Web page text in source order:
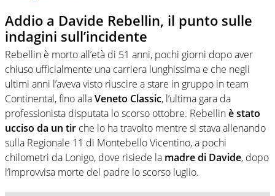
Addio a Davide Rebellin, il punto sulle
indagini sull’incidente
Rebellin è morto all’età di 51 anni, pochi giorni dopo aver
chiuso ufficialmente una carriera lunghissima e che negli
ultimi anni l’aveva visto riuscire a stare in gruppo in team
Continental, fino allaVeneto Classic, l’ultima gara da
professionista disputata lo scorso ottobre. Rebellinè stato
ucciso da un tir che lo ha travolto mentre si stava allenando
sulla Regionale 11 di Montebello Vicentino, a pochi
chilometri da Lonigo, dove risiede la madre di Davide, dopo
l’improvvisa morte del padre lo scorso luglio.